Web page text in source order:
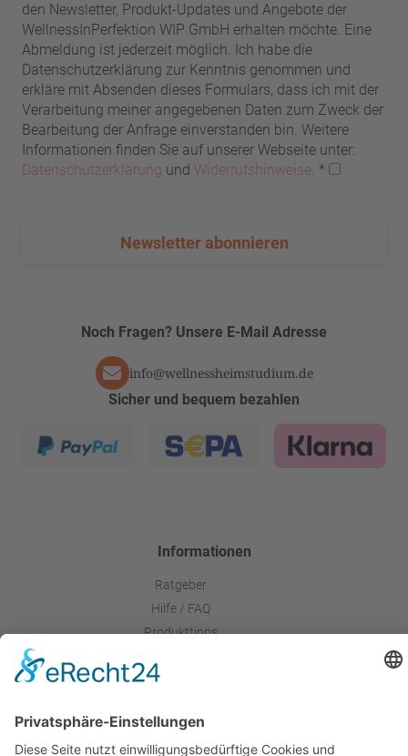
den Newsletter, Produkt-Updates und Angebote der
WellnessInPerfektion WIP GmbH erhalten möchte. Eine
Abmeldung ist jederzeit möglich. Ich habe die
Datenschutzerklärung zur Kenntnis genommen und
erkläre mit Absenden dieses Formulars, dass ich mit der
Verarbeitung meiner angegebenen Daten zum Zweck der
Bearbeitung der Anfrage einverstanden bin. Weitere
Informationen finden Sie auf unserer Webseite unter:
Datenschutzerklärung und Widerrufshinweise. *
Newsletter abonnieren
Sicher und bequem bezahlen
Noch Fragen? Unsere E-Mail Adresse
info@wellnessheimstudium.de
Informationen
Ratgeber
Hilfe / FAQ
Produkttipps
Über Uns
Widerruf & Kündigung